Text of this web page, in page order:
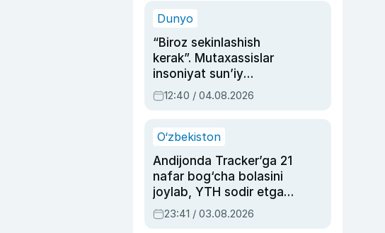
Dunyo
“Biroz sekinlashish
kerak”. Mutaxassislar
insoniyat sun’iy
intellektni boshqara
olmay qolishidan xavotir
12:40 / 04.08.2026
O‘zbekiston
Andijonda Tracker’ga 21
nafar bog‘cha bolasini
joylab, YTH sodir etgan
ayolga sud hukmi o‘qildi
23:41 / 03.08.2026